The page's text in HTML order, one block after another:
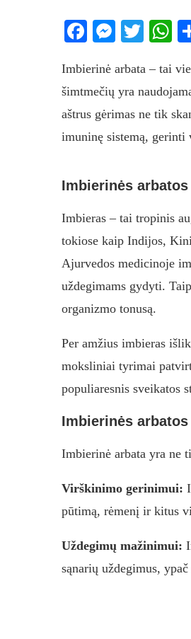
Facebook
Imbierinė arbata – tai
šimtmečių yra
aštrus gėrimas ne tik
imuninę sistemą,
Imbierinės
Imbieras – tai tropinis
tokiose kaip Indijos,
Ajurvedos medicinoje
uždegimams gydyti.
organizmo tonusą.
Per amžius imbieras
moksliniai tyrimai
populiaresnis
Imbierinės
Imbierinė arbata yra ne
Virškinimo gerinimui:
pūtimą, rėmenį ir kitus
Uždegimų mažinimui:
sąnarių uždegimus,